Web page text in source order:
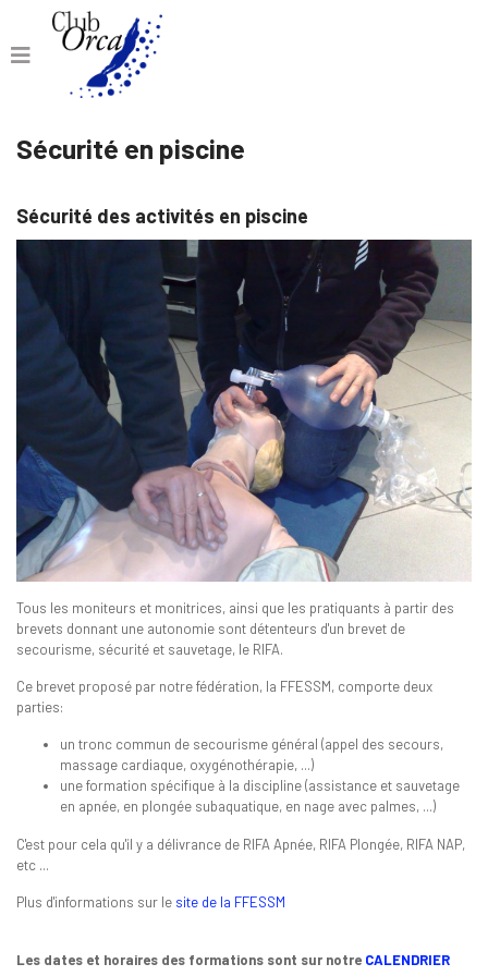
Sécurité en piscine
Sécurité des activités en piscine
Tous les moniteurs et monitrices, ainsi que les pratiquants à partir des
brevets donnant une autonomie sont détenteurs d'un brevet de
secourisme, sécurité et sauvetage, le RIFA.
Ce brevet proposé par notre fédération, la FFESSM, comporte deux
parties:
un tronc commun de secourisme général (appel des secours,
massage cardiaque, oxygénothérapie, ...)
une formation spécifique à la discipline (assistance et sauvetage
en apnée, en plongée subaquatique, en nage avec palmes, ...)
C'est pour cela qu'il y a délivrance de RIFA Apnée, RIFA Plongée, RIFA NAP,
etc ...
Plus d'informations sur le site de la FFESSM
Les dates et horaires des formations sont sur notre CALENDRIER